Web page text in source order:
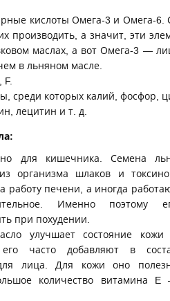
кислоты Омега-3 и Омега-6.
производить, а значит, эти
маслах, а вот Омега-3 —
в льняном масле.
среди которых калий, фосфор,
лецитин и т. д.
для кишечника. Семена
организма шлаков и
работу печени, а иногда
Именно поэтому
при похудении.
улучшает состояние кожи
часто добавляют в
лица. Для кожи оно
количество витамина E